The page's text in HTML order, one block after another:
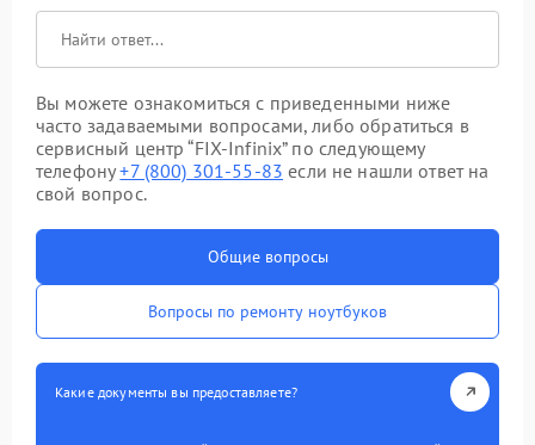
Вы можете ознакомиться с приведенными ниже
часто задаваемыми вопросами, либо обратиться в
сервисный центр “FIX-Infinix” по следующему
телефону+7 (800) 301-55-83 если не нашли ответ на
свой вопрос.
Общие вопросы
Вопросы по ремонту ноутбуков
Какие документы вы предоставляете?